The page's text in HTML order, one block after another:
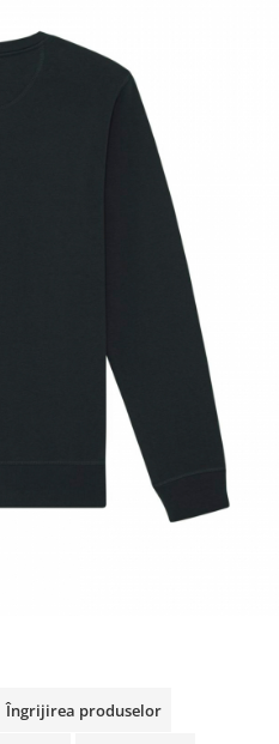
Îngrijirea produselor